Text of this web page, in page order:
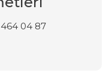
464 04 87